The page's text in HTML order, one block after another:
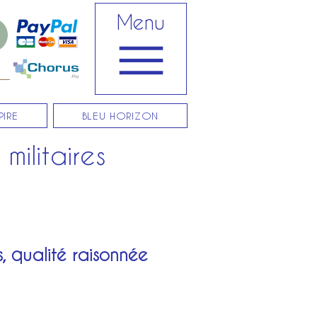
Menu
BLEU HORIZON
qualité raisonnée
Prix